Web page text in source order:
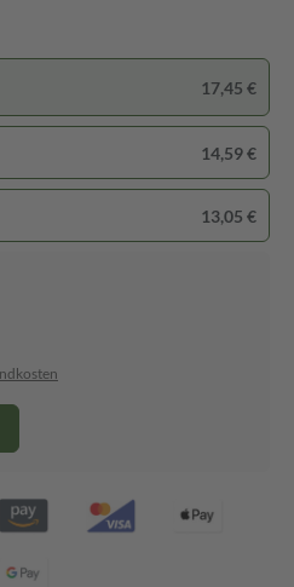
17,45 €
14,59 €
13,05 €